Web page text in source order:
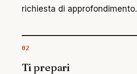
richiesta di approfondimento.
02
Ti prepari